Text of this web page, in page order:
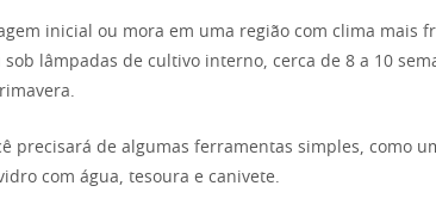
inicial ou mora em uma região com clima mais
lâmpadas de cultivo interno, cerca de 8 a 10
precisará de algumas ferramentas simples, como
com água, tesoura e canivete.